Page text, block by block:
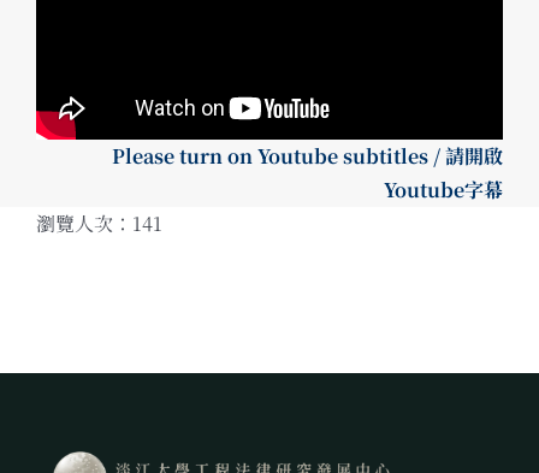
Please turn on Youtube subtitles / 請開啟
Youtube字幕
瀏覽人次：141